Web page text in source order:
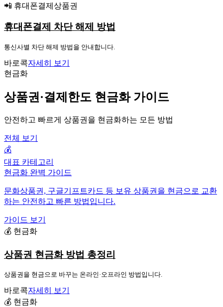
📲 휴대폰결제상품권
휴대폰결제 차단 해제 방법
통신사별 차단 해제 방법을 안내합니다.
바로콕자세히 보기
현금화
상품권·결제한도 현금화 가이드
안전하고 빠르게 상품권을 현금화하는 모든 방법
전체 보기
💰
대표 카테고리
현금화 완벽 가이드
문화상품권, 구글기프트카드 등 보유 상품권을 현금으로 교환
하는 안전하고 빠른 방법입니다.
가이드 보기
💰 현금화
상품권 현금화 방법 총정리
상품권을 현금으로 바꾸는 온라인·오프라인 방법입니다.
바로콕자세히 보기
💰 현금화